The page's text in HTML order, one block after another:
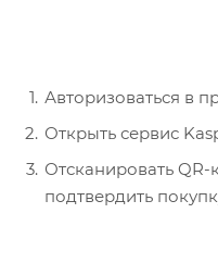
Авторизоваться в
Открыть сервис
Отсканировать QR-
подтвердить